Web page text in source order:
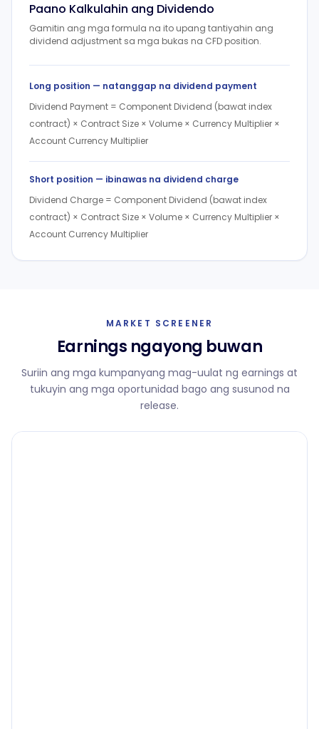
Paano Kalkulahin ang Dividendo
Gamitin ang mga formula na ito upang tantiyahin ang
dividend adjustment sa mga bukas na CFD position.
Long position — natanggap na dividend payment
Dividend Payment = Component Dividend (bawat index
contract) × Contract Size × Volume × Currency Multiplier ×
Account Currency Multiplier
Short position — ibinawas na dividend charge
Dividend Charge = Component Dividend (bawat index
contract) × Contract Size × Volume × Currency Multiplier ×
Account Currency Multiplier
MARKET SCREENER
Earnings ngayong buwan
Suriin ang mga kumpanyang mag-uulat ng earnings at
tukuyin ang mga oportunidad bago ang susunod na
release.